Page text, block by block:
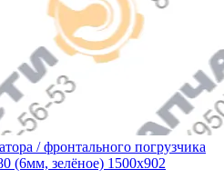
/ фронтального погрузчика
(6мм, зелёное) 1500х902